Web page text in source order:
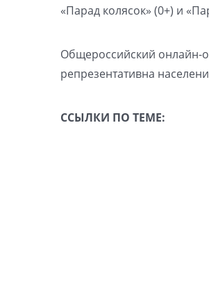
«Парад колясок» (0+) и
Общероссийский онлайн-
репрезентативна
ССЫЛКИ ПО ТЕМЕ: